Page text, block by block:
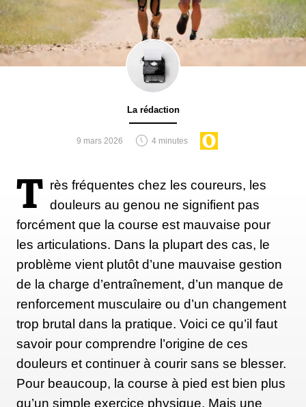
en 2018 (22e), le Réunionnais avait fait sensation
l’année suivante en arrivant 2e, main dans la main
avec Ludovic Pommeret.
Article initialement publié le 5 octobre 2023, re-
publié le 18 octobre 2023 .
La rédaction
9 mars 2026 4 minutes
T rès fréquentes chez les coureurs, les
douleurs au genou ne signifient pas
forcément que la course est mauvaise pour
les articulations. Dans la plupart des cas, le
problème vient plutôt d’une mauvaise gestion
de la charge d’entraînement, d’un manque de
renforcement musculaire ou d’un changement
trop brutal dans la pratique. Voici ce qu’il faut
savoir pour comprendre l’origine de ces
douleurs et continuer à courir sans se blesser.
Pour beaucoup, la course à pied est bien plus
qu’un simple exercice physique. Mais une